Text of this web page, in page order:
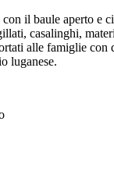
il baule aperto e
casalinghi,
alle famiglie
luganese.